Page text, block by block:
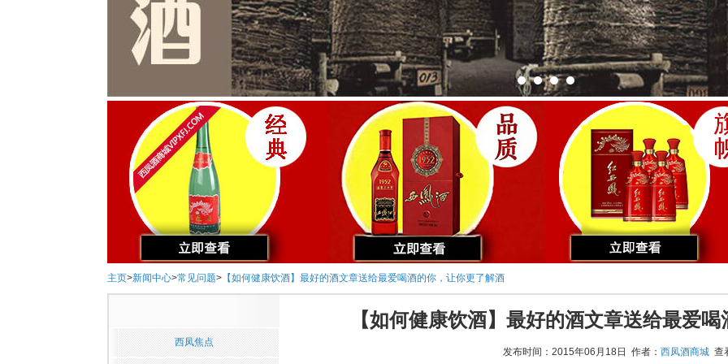
主页>新闻中心>常见问题> 【如何健康饮酒】最好的酒文章送给最爱喝酒的你，让你更了解酒
西凤焦点
【如何健康饮酒】最好的酒文章送给最爱
发布时间：2015年06月18日 作者： 西凤酒商城 查